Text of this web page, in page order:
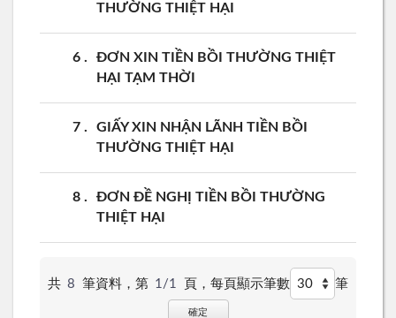
THƯỜNG THIỆT HẠI
6
ĐƠN XIN TIỀN BỒI THƯỜNG THIỆT
HẠI TẠM THỜI
7
GIẤY XIN NHẬN LÃNH TIỀN BỒI
THƯỜNG THIỆT HẠI
8
ĐƠN ĐỀ NGHỊ TIỀN BỒI THƯỜNG
THIỆT HẠI
共 8 筆資料，第 1/1 頁， 每頁顯示筆數 筆
確定